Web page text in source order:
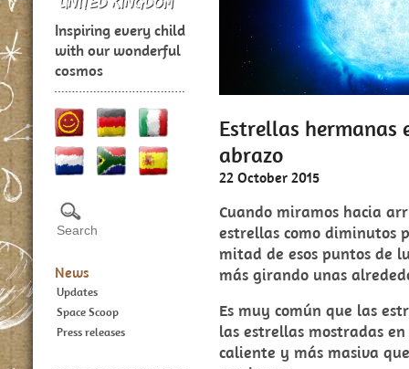
Inspiring every child
with our wonderful
cosmos
News
Updates
Space Scoop
Press releases
Estrellas hermanas
abrazo
22 October 2015
Cuando miramos hacia
estrellas como diminutos
mitad de esos puntos de
más girando unas
Es muy común que las
las estrellas mostradas
caliente y más masiva